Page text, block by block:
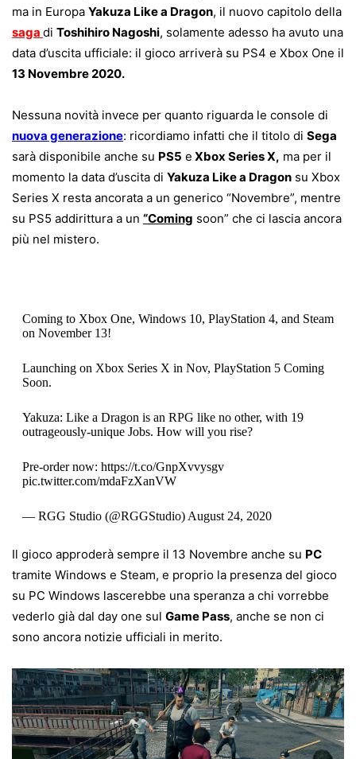
ma in Europa Yakuza Like a Dragon, il nuovo capitolo della
saga di Toshihiro Nagoshi, solamente adesso ha avuto una
data d’uscita ufficiale: il gioco arriverà su PS4 e Xbox One il
13 Novembre 2020.
Nessuna novità invece per quanto riguarda le console di
nuova generazione: ricordiamo infatti che il titolo di Sega
sarà disponibile anche su PS5 e Xbox Series X, ma per il
momento la data d’uscita di Yakuza Like a Dragon su Xbox
Series X resta ancorata a un generico “Novembre”, mentre
su PS5 addirittura a un “Coming soon” che ci lascia ancora
più nel mistero.
Coming to Xbox One, Windows 10, PlayStation 4, and Steam
on November 13!
Launching on Xbox Series X in Nov, PlayStation 5 Coming
Soon.
Yakuza: Like a Dragon is an RPG like no other, with 19
outrageously-unique Jobs. How will you rise?
Pre-order now: https://t.co/GnpXvvysgv
pic.twitter.com/mdaFzXanVW
— RGG Studio (@RGGStudio) August 24, 2020
Il gioco approderà sempre il 13 Novembre anche su PC
tramite Windows e Steam, e proprio la presenza del gioco
su PC Windows lascerebbe una speranza a chi vorrebbe
vederlo già dal day one sul Game Pass, anche se non ci
sono ancora notizie ufficiali in merito.